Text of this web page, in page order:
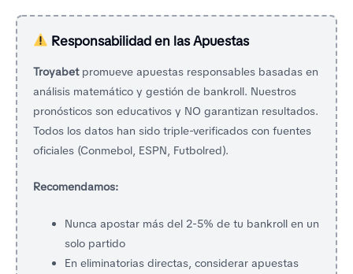
Responsabilidad en las Apuestas
Troyabetpromueve apuestas responsables basadas en
análisis matemático y gestión de bankroll. Nuestros
pronósticos son educativos y NO garantizan resultados.
Todos los datos han sido triple-verificados con fuentes
oficiales (Conmebol, ESPN, Futbolred).
Recomendamos:
Nunca apostar más del 2-5% de tu bankroll en un
solo partido
En eliminatorias directas, considerar apuestas